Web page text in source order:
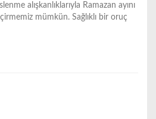
alışkanlıklarıyla Ramazan ayını
mümkün. Sağlıklı bir oruç